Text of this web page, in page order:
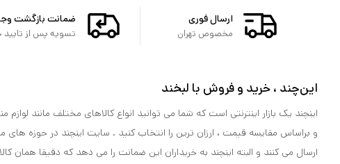
ارسال فوری
مخصوص تهران
ضمانت بازگشت
تسویه پس از تایید
این‌چند ، خرید و فروش با لبخند
اینچند یک بازار اینترنتی است که شما می توانید انواع کالاهای مختلف مانند لوازم
و براساس مقایسه قیمت ، ارزان ترین را انتخاب کنید . سایت اینچند در حوزه های
ارسال می کنند و البته اینچند به خریداران این ضمانت را می دهد که دقیقا همان